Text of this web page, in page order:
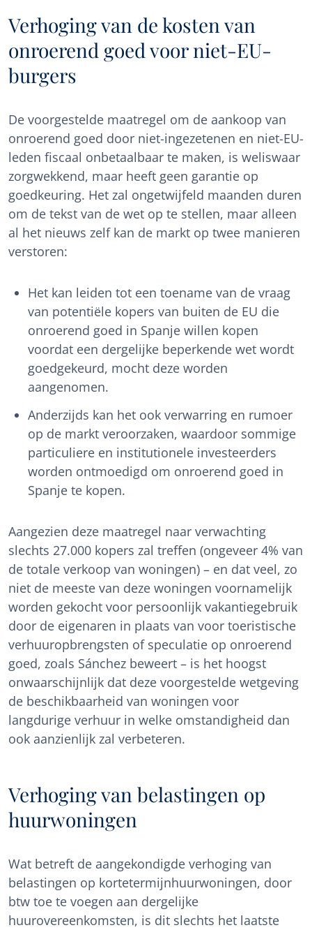
Verhoging van de kosten van
onroerend goed voor niet-EU-
burgers
De voorgestelde maatregel om de aankoop van
onroerend goed door niet-ingezetenen en niet-EU-
leden fiscaal onbetaalbaar te maken, is weliswaar
zorgwekkend, maar heeft geen garantie op
goedkeuring. Het zal ongetwijfeld maanden duren
om de tekst van de wet op te stellen, maar alleen
al het nieuws zelf kan de markt op twee manieren
verstoren:
Het kan leiden tot een toename van de vraag
van potentiële kopers van buiten de EU die
onroerend goed in Spanje willen kopen
voordat een dergelijke beperkende wet wordt
goedgekeurd, mocht deze worden
aangenomen.
Anderzijds kan het ook verwarring en rumoer
op de markt veroorzaken, waardoor sommige
particuliere en institutionele investeerders
worden ontmoedigd om onroerend goed in
Spanje te kopen.
Aangezien deze maatregel naar verwachting
slechts 27.000 kopers zal treffen (ongeveer 4% van
de totale verkoop van woningen) – en dat veel, zo
niet de meeste van deze woningen voornamelijk
worden gekocht voor persoonlijk vakantiegebruik
door de eigenaren in plaats van voor toeristische
verhuuropbrengsten of speculatie op onroerend
goed, zoals Sánchez beweert – is het hoogst
onwaarschijnlijk dat deze voorgestelde wetgeving
de beschikbaarheid van woningen voor
langdurige verhuur in welke omstandigheid dan
ook aanzienlijk zal verbeteren.
Verhoging van belastingen op
huurwoningen
Wat betreft de aangekondigde verhoging van
belastingen op kortetermijnhuurwoningen, door
btw toe te voegen aan dergelijke
huurovereenkomsten, is dit slechts het laatste